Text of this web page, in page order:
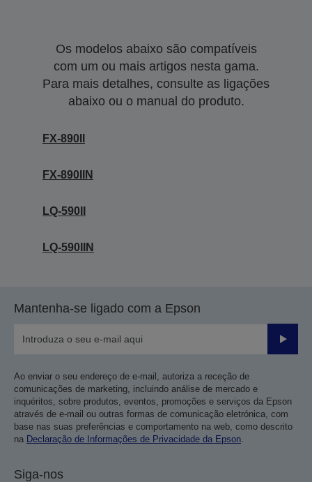
Os modelos abaixo são compatíveis
com um ou mais artigos nesta gama.
Para mais detalhes, consulte as ligações
abaixo ou o manual do produto.
FX-890II
FX-890IIN
LQ-590II
LQ-590IIN
Mantenha-se ligado com a Epson
Enviar
Ao enviar o seu endereço de e-mail, autoriza a receção de
comunicações de marketing, incluindo análise de mercado e
inquéritos, sobre produtos, eventos, promoções e serviços da Epson
através de e-mail ou outras formas de comunicação eletrónica, com
base nas suas preferências e comportamento na web, como descrito
na Declaração de Informações de Privacidade da Epson
Siga-nos